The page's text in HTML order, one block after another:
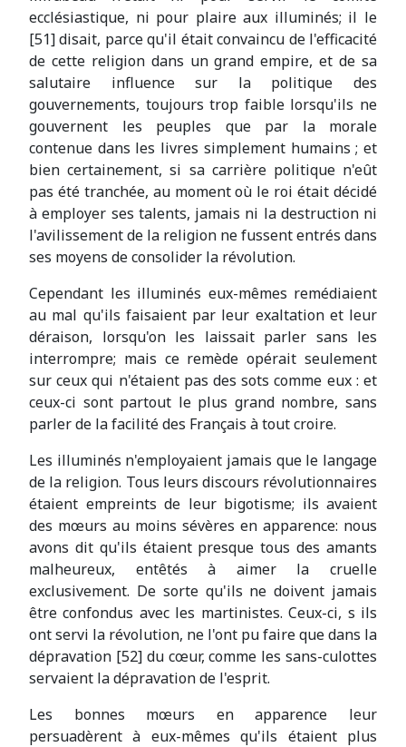
ecclésiastique, ni pour plaire aux illuminés; il le
[51] disait, parce qu'il était convaincu de l'efficacité
de cette religion dans un grand empire, et de sa
salutaire influence sur la politique des
gouvernements, toujours trop faible lorsqu'ils ne
gouvernent les peuples que par la morale
contenue dans les livres simplement humains ; et
bien certainement, si sa carrière politique n'eût
pas été tranchée, au moment où le roi était décidé
à employer ses talents, jamais ni la destruction ni
l'avilissement de la religion ne fussent entrés dans
ses moyens de consolider la révolution.
Cependant les illuminés eux-mêmes remédiaient
au mal qu'ils faisaient par leur exaltation et leur
déraison, lorsqu'on les laissait parler sans les
interrompre; mais ce remède opérait seulement
sur ceux qui n'étaient pas des sots comme eux : et
ceux-ci sont partout le plus grand nombre, sans
parler de la facilité des Français à tout croire.
Les illuminés n'employaient jamais que le langage
de la religion. Tous leurs discours révolutionnaires
étaient empreints de leur bigotisme; ils avaient
des mœurs au moins sévères en apparence: nous
avons dit qu'ils étaient presque tous des amants
malheureux, entêtés à aimer la cruelle
exclusivement. De sorte qu'ils ne doivent jamais
être confondus avec les martinistes. Ceux-ci, s ils
ont servi la révolution, ne l'ont pu faire que dans la
dépravation [52] du cœur, comme les sans-culottes
servaient la dépravation de l'esprit.
Les bonnes mœurs en apparence leur
persuadèrent à eux-mêmes qu'ils étaient plus